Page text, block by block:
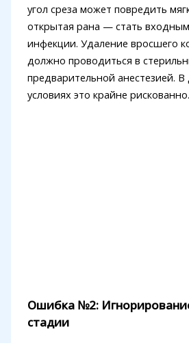
угол среза может повредить
открытая рана — стать
инфекции. Удаление вросшего
должно проводиться в
предварительной анестезией.
условиях это крайне рискованно.
Ошибка №2:
стадии